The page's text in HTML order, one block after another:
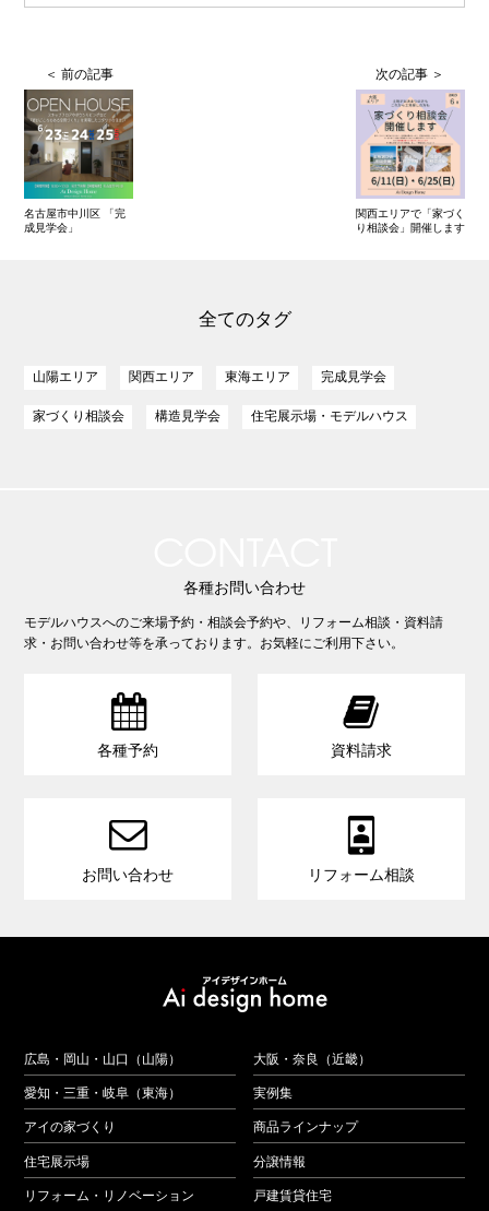
名古屋市中川区 「完
成見学会」
関西エリアで「家づく
り相談会」開催します
全てのタグ
山陽エリア 関西エリア 東海エリア 完成見学会
家づくり相談会 構造見学会 住宅展示場・モデルハウス
各種お問い合わせ
モデルハウスへのご来場予約・相談会予約や、リフォーム相談・資料請
求・お問い合わせ等を承っております。お気軽にご利用下さい。

各種予約

資料請求

お問い合わせ

リフォーム相談
広島・岡山・山口（山陽） 大阪・奈良（近畿）
愛知・三重・岐阜（東海） 実例集
アイの家づくり 商品ラインナップ
住宅展示場 分譲情報
リフォーム・リノベーション 戸建賃貸住宅